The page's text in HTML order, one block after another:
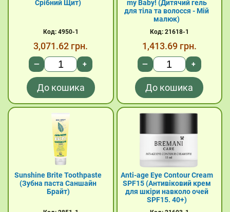
Срібний Щит)
Код: 4950-1
3,071.62 грн.
— +
До кошика
my Baby! (Дитячий гель
для тіла та волосся - Мій
малюк)
Код: 21618-1
1,413.69 грн.
— +
До кошика
Sunshine Brite Toothpaste
(Зубна паста Саншайн
Брайт)
Anti-age Eye Contour Cream
SPF15 (Антивіковий крем
для шкіри навколо очей
SPF15. 40+)